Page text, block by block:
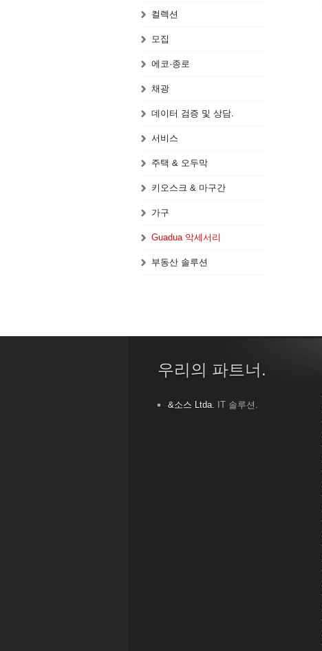
컬렉션
모집
에코·종로
채광
데이터 검증 및 상담.
서비스
주택 & 오두막
키오스크 & 마구간
가구
Guadua 악세서리
부동산 솔루션
우리의 파트너.
&소스 Ltda. IT 솔루션.